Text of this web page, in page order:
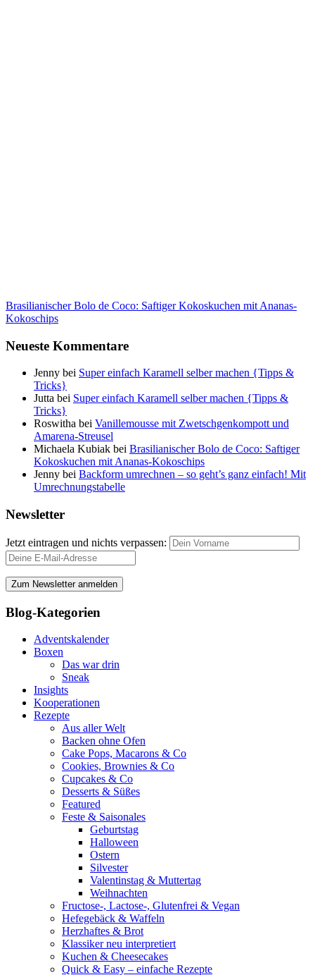
Brasilianischer Bolo de Coco: Saftiger Kokoskuchen mit Ananas-
Kokoschips
Neueste Kommentare
Jenny bei Super einfach Karamell selber machen {Tipps &
Tricks}
Jutta bei Super einfach Karamell selber machen {Tipps &
Tricks}
Roswitha bei Vanillemousse mit Zwetschgenkompott und
Amarena-Streusel
Michaela Kubiak bei Brasilianischer Bolo de Coco: Saftiger
Kokoskuchen mit Ananas-Kokoschips
Jenny bei Backform umrechnen – so geht’s ganz einfach! Mit
Umrechnungstabelle
Newsletter
Jetzt eintragen und nichts verpassen:
Blog-Kategorien
Adventskalender
Boxen
Das war drin
Sneak
Insights
Kooperationen
Rezepte
Aus aller Welt
Backen ohne Ofen
Cake Pops, Macarons & Co
Cookies, Brownies & Co
Cupcakes & Co
Desserts & Süßes
Featured
Feste & Saisonales
Geburtstag
Halloween
Ostern
Silvester
Valentinstag & Muttertag
Weihnachten
Fructose-, Lactose-, Glutenfrei & Vegan
Hefegebäck & Waffeln
Herzhaftes & Brot
Klassiker neu interpretiert
Kuchen & Cheesecakes
Quick & Easy – einfache Rezepte